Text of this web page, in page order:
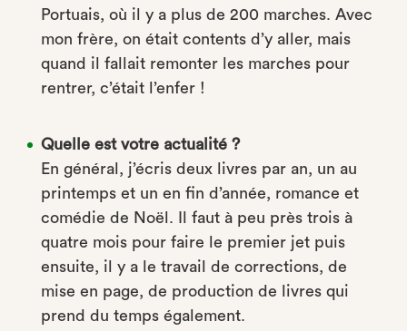
Portuais, où il y a plus de 200 marches. Avec
mon frère, on était contents d’y aller, mais
quand il fallait remonter les marches pour
rentrer, c’était l’enfer !
Quelle est votre actualité ?
En général, j’écris deux livres par an, un au
printemps et un en fin d’année, romance et
comédie de Noël. Il faut à peu près trois à
quatre mois pour faire le premier jet puis
ensuite, il y a le travail de corrections, de
mise en page, de production de livres qui
prend du temps également.